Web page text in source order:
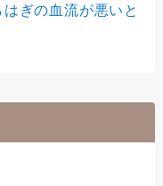
はぎの血流が悪いと